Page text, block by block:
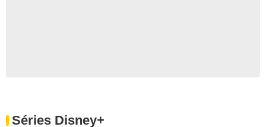
Séries Disney+